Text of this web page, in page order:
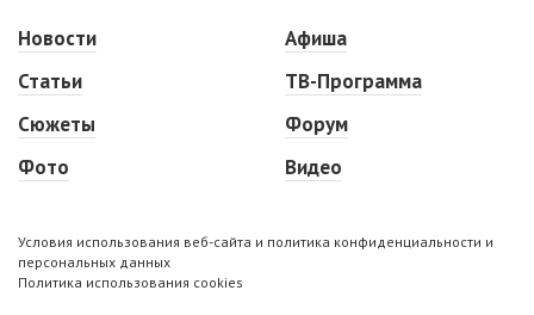
Новости
Статьи
Сюжеты
Фото
Афиша
ТВ-Программа
Форум
Видео
Условия использования веб-сайта и политика конфиденциальности и
персональных данных
Политика использования cookies